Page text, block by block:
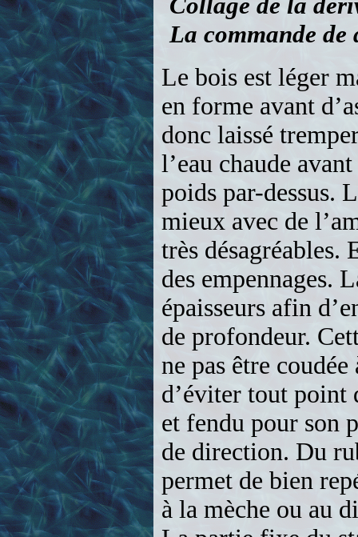
mieux avec de
très désagréables.
des empennages.
épaisseurs afin
de profondeur.
ne pas être
d’éviter tout point
et fendu pour son
de direction. Du
permet de bien
à la mèche ou au
La partie fixe du
renforcées par
La mise en forme
permettent
de fuite.
Revenons aux
secs. On prend